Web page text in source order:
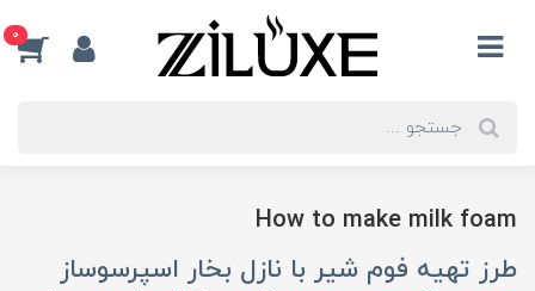
0
How to make milk foam
طرز تهیه فوم شیر با نازل بخار اسپرسوساز